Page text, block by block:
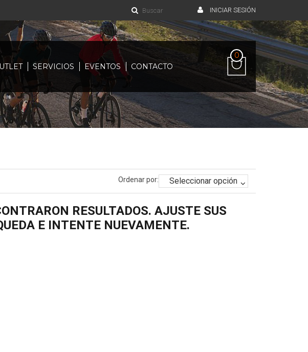
INICIAR SESIÓN
SERVICIOS EVENTOS CONTACTO
0
Ordenar por:
RESULTADOS. AJUSTE SUS
E INTENTE NUEVAMENTE.